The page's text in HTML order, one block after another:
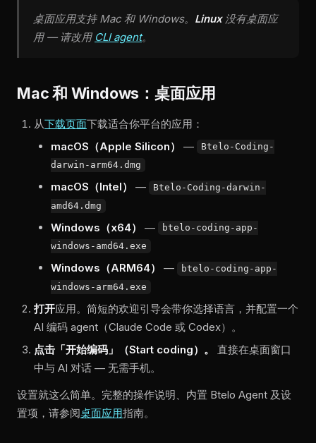
桌面应用支持 Mac 和 Windows。 Linux没有桌面应
用 — 请改用 CLI agent。
Mac 和 Windows：桌面应用
从下载页面下载适合你平台的应用：
macOS（Apple Silicon）
—
Btelo-Coding-
darwin-arm64.dmg
macOS（Intel） —
Btelo-Coding-darwin-
amd64.dmg
Windows（x64） —
btelo-coding-app-
windows-amd64.exe
Windows（ARM64） —
btelo-coding-app-
windows-arm64.exe
打开应用。简短的欢迎引导会带你选择语言，并配置一个
AI 编码 agent（Claude Code 或 Codex）。
点击「开始编码」（Start coding）。
直接在桌面窗口
中与 AI 对话 — 无需手机。
设置就这么简单。完整的操作说明、内置 Btelo Agent 及设
置项，请参阅桌面应用指南。